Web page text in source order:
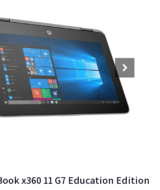
x360 11 G7 Education Edition